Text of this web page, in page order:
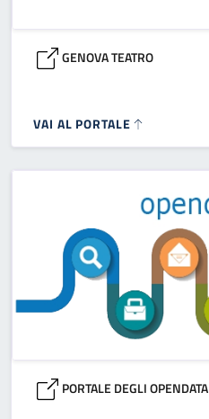
GENOVA TEATRO
VAI AL PORTALE
PORTALE DEGLI OPENDATA